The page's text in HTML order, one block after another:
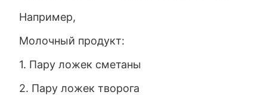
Например,
Молочный продукт:
1. Пару ложек сметаны
2. Пару ложек творога